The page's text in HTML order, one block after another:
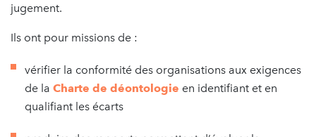
jugement.
Ils ont pour missions de :
vérifier la conformité des organisations aux exigences
de la Charte de déontologie en identifiant et en
qualifiant les écarts